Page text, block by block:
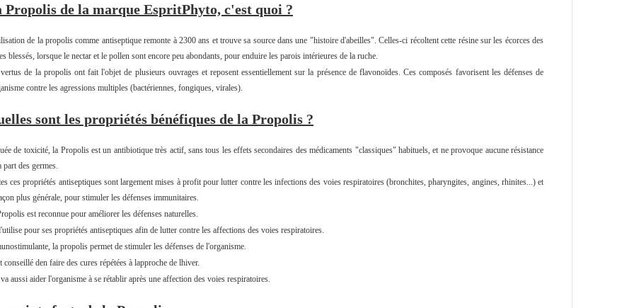
Propolis de la marque EspritPhyto, c'est quoi ?
de la propolis comme antiseptique remonte à 2300 ans et trouve sa source dans une "histoire d'abeilles". Celles-ci récoltent cette résine sur les écorces des
blessés, lorsque le nectar et le pollen sont encore peu abondants, pour enduire les parois intérieures de la ruche.
de la propolis ont fait l'objet de plusieurs ouvrages et reposent essentiellement sur la présence de flavonoïdes. Ces composés favorisent les défenses de
contre les agressions multiples (bactériennes, fongiques, virales).
sont les propriétés bénéfiques de la Propolis ?
de toxicité, la Propolis est un antibiotique très actif, sans tous les effets secondaires des médicaments "classiques" habituels, et ne provoque aucune résistance
part des germes.
ces propriétés antiseptiques sont largement mises à profit pour lutter contre les infections des voies respiratoires (bronchites, pharyngites, angines, rhinites...) et
plus générale, pour stimuler les défenses immunitaires.
est reconnue pour améliorer les défenses naturelles.
pour ses propriétés antiseptiques afin de lutter contre les affections des voies respiratoires.
la propolis permet de stimuler les défenses de l'organisme.
conseillé den faire des cures répétées à lapproche de lhiver.
aussi aider l'organisme à se rétablir après une affection des voies respiratoires.